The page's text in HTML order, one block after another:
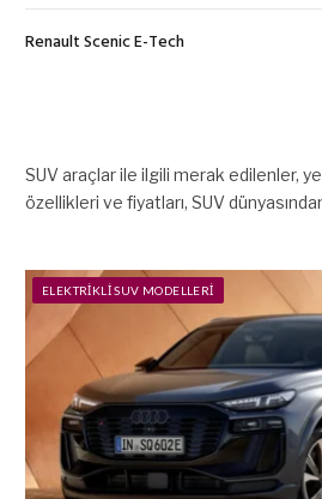
Renault Scenic E-Tech
SUV araçlar ile ilgili merak edilenler,
özellikleri ve fiyatları, SUV
ELEKTRIKLI SUV MODELLERI